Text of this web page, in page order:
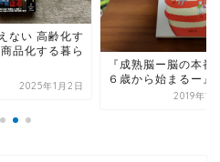
ない 高齢化す
品化する暮ら
2025年1月2日
『成熟脳ー脳の本番
６歳から始まるー』
2019年1